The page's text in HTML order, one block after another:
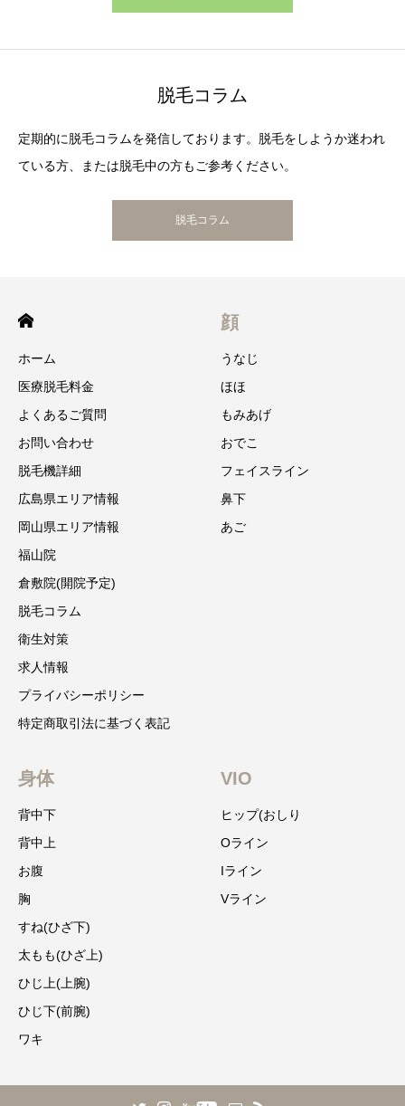
脱毛コラム
定期的に脱毛コラムを発信しております。脱毛をしようか迷われ
ている方、または脱毛中の方もご参考ください。
脱毛コラム
ホーム
医療脱毛料金
よくあるご質問
お問い合わせ
脱毛機詳細
広島県エリア情報
岡山県エリア情報
福山院
倉敷院(開院予定)
脱毛コラム
衛生対策
求人情報
プライバシーポリシー
特定商取引法に基づく表記
顔
うなじ
ほほ
もみあげ
おでこ
フェイスライン
鼻下
あご
身体
背中下
背中上
お腹
胸
すね(ひざ下)
太もも(ひざ上)
ひじ上(上腕)
ひじ下(前腕)
ワキ
VIO
ヒップ(おしり
Oライン
Iライン
Vライン